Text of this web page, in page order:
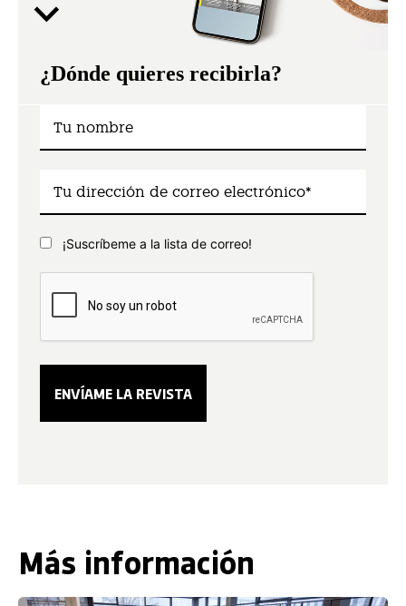
¿Dónde quieres recibirla?
¡Suscríbeme a la lista de correo!
Más información